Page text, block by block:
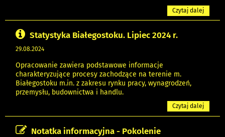
Czytaj dalej
Statystyka Białegostoku. Lipiec 2024 r.
29.08.2024
Opracowanie zawiera podstawowe informacje
charakteryzujące procesy zachodzące na terenie m.
Białegostoku m.in. z zakresu rynku pracy, wynagrodzeń,
przemysłu, budownictwa i handlu.
Czytaj dalej
Notatka informacyjna - Pokolenie